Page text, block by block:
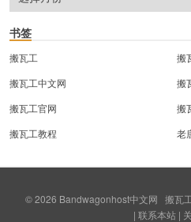
书签
搬瓦工
搬
搬瓦工中文网
搬
搬瓦工官网
搬
搬瓦工教程
老
© 2026 Bandwagonhost中文网 搬瓦
| 联系本站|